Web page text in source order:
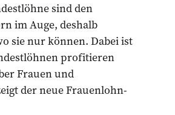
sind den
im Auge, deshalb
sie nur können. Dabei ist
profitieren
Frauen und
der neue Frauenlohn-